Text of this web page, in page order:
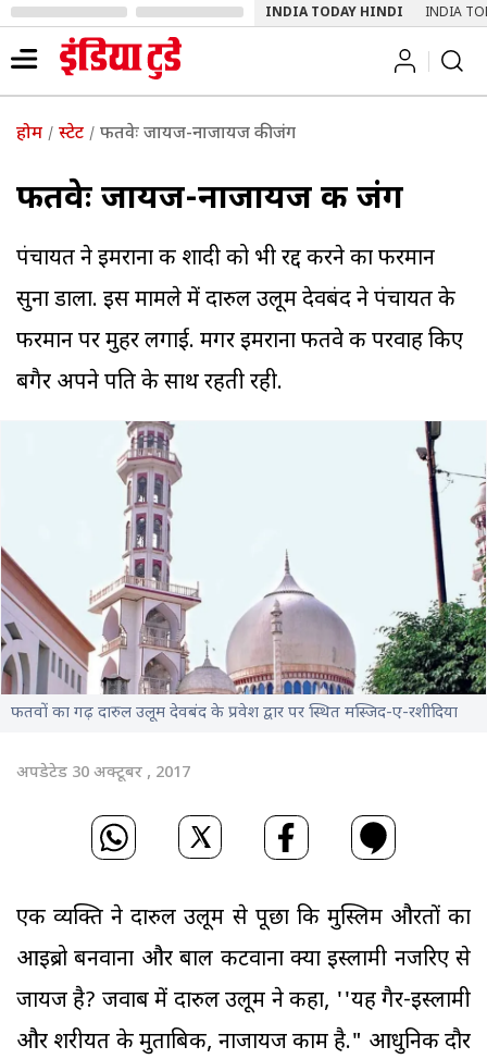
INDIA TODAY HINDI INDIA
होम स्टेट फतवेः जायज-नाजायज की जंग
फतवेः जायज-नाजायज की जंग
पंचायत ने इमराना की शादी को भी रद्द करने का फरमान
सुना डाला. इस मामले में दारुल उलूम देवबंद ने पंचायत के
फरमान पर मुहर लगाई. मगर इमराना फतवे की परवाह किए
बगैर अपने पति के साथ रहती रही.
फतवों का गढ़ दारुल उलूम देवबंद के प्रवेश द्वार पर स्थित मस्जिद-ए-रशीदिया
अपडेटेड 30 अक्टूबर , 2017
एक व्यक्ति ने दारुल उलूम से पूछा कि मुस्लिम औरतों का
आइब्रो बनवाना और बाल कटवाना क्या इस्लामी नजरिए से
जायज है? जवाब में दारुल उलूम ने कहा, ''यह गैर-इस्लामी
और शरीयत के मुताबिक, नाजायज काम है." आधुनिक दौर